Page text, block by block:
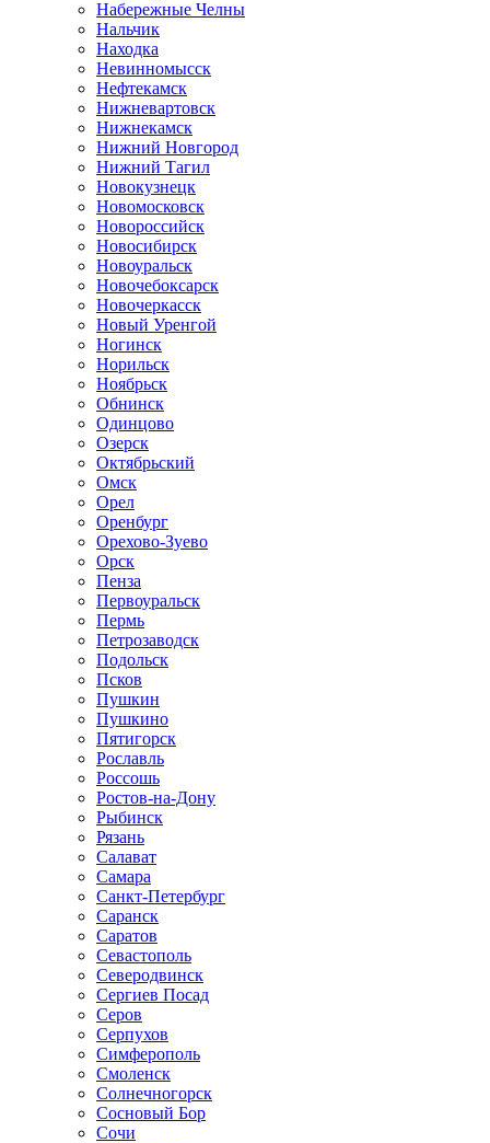
Набережные Челны
Нальчик
Находка
Невинномысск
Нефтекамск
Нижневартовск
Нижнекамск
Нижний Новгород
Нижний Тагил
Новокузнецк
Новомосковск
Новороссийск
Новосибирск
Новоуральск
Новочебоксарск
Новочеркасск
Новый Уренгой
Ногинск
Норильск
Ноябрьск
Обнинск
Одинцово
Озерск
Октябрьский
Омск
Орел
Оренбург
Орехово-Зуево
Орск
Пенза
Первоуральск
Пермь
Петрозаводск
Подольск
Псков
Пушкин
Пушкино
Пятигорск
Рославль
Россошь
Ростов-на-Дону
Рыбинск
Рязань
Салават
Самара
Санкт-Петербург
Саранск
Саратов
Севастополь
Северодвинск
Сергиев Посад
Серов
Серпухов
Симферополь
Смоленск
Солнечногорск
Сосновый Бор
Сочи